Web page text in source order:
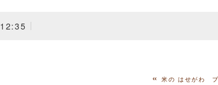
12:35
«米の はせがわ